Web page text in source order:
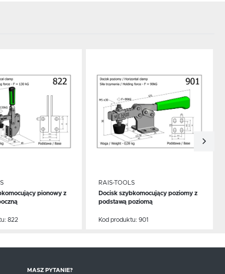
pionowy z
822
RAIS-TOOLS
Docisk szybkomocujący poziomy z
podstawą poziomą
Kod produktu:901
WIĘCEJ
MASZ PYTANIE?